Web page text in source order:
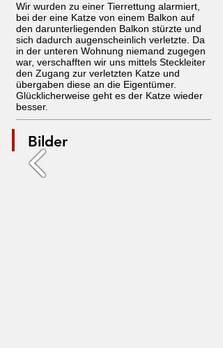
Wir wurden zu einer Tierrettung alarmiert,
bei der eine Katze von einem Balkon auf
den darunterliegenden Balkon stürzte und
sich dadurch augenscheinlich verletzte. Da
in der unteren Wohnung niemand zugegen
war, verschafften wir uns mittels Steckleiter
den Zugang zur verletzten Katze und
übergaben diese an die Eigentümer.
Glücklicherweise geht es der Katze wieder
besser.
Bilder